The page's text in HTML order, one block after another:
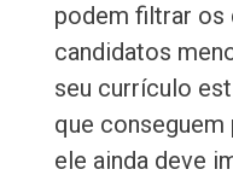
podem filtrar os
candidatos
seu currículo
que
ele ainda deve